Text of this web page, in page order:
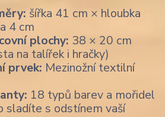
šířka 41 cm × hloubka
4 cm
plochy: 38 × 20 cm
na talířek i hračky)
prvek: Mezinožní textilní
18 typů barev a mořidel
sladíte s odstínem vaší